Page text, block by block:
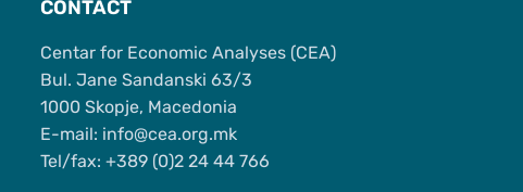
CONTACT
Centar for Economic Analyses (CEA)
Bul. Jane Sandanski 63/3
1000 Skopje, Macedonia
Е-mail: info@cea.org.mk
Tel/fax: +389 (0)2 24 44 766